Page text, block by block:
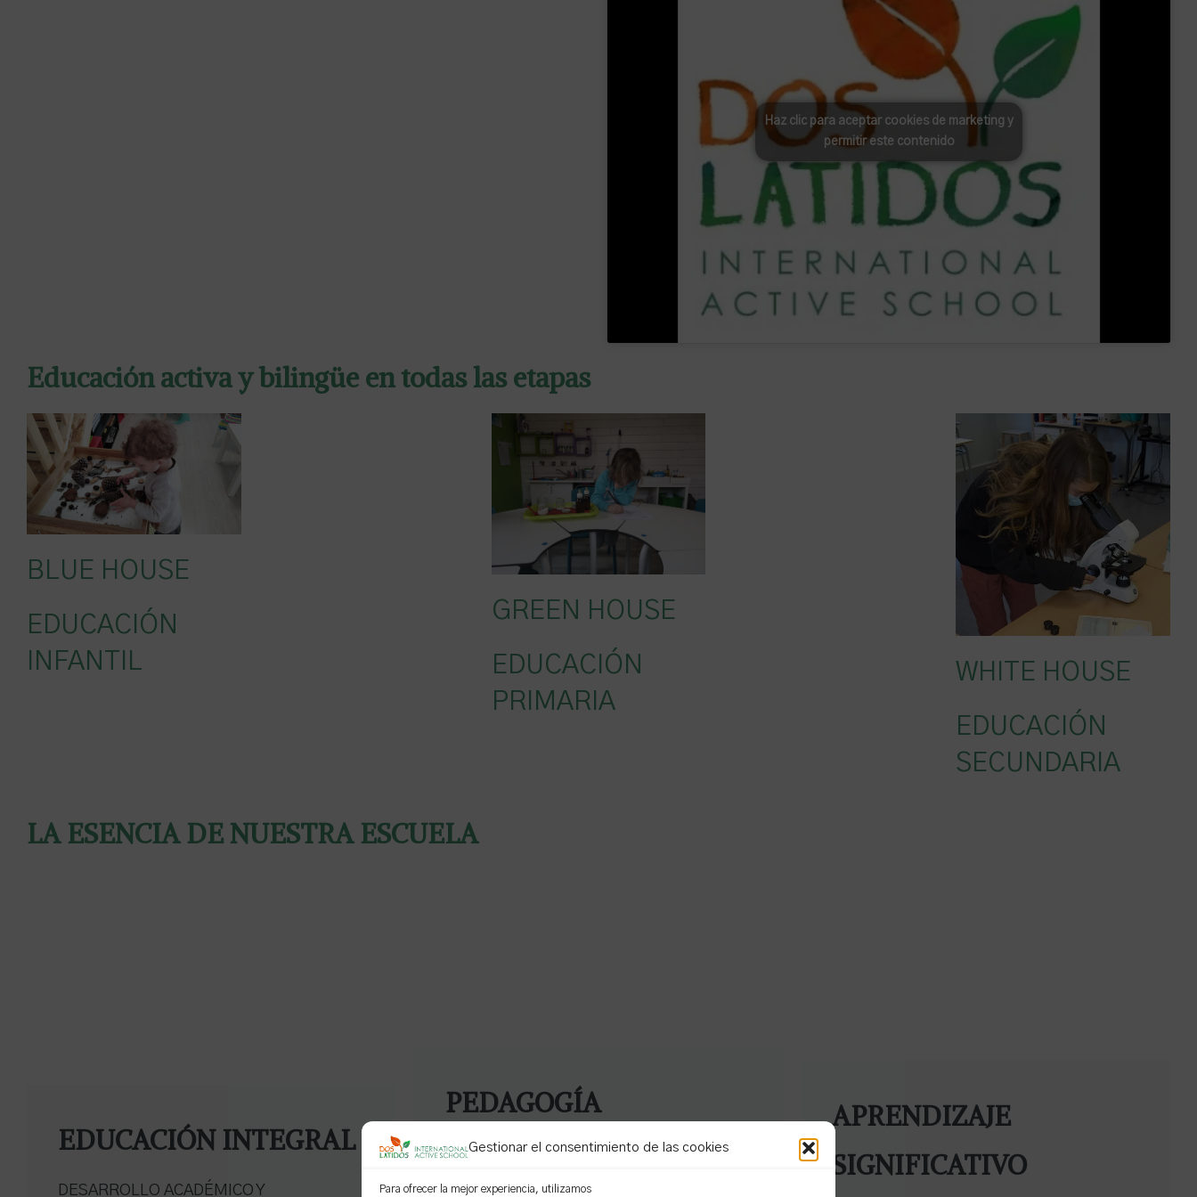
Gestionar el consentimiento de las cookies
Para ofrecer la mejor experiencia, utilizamos
Haz clic para aceptar cookies de marketing y
permitir este contenido
Educación activa y bilingüe en todas las etapas
BLUE HOUSE
EDUCACIÓN
INFANTIL
GREEN HOUSE
EDUCACIÓN
PRIMARIA
WHITE HOUSE
EDUCACIÓN
SECUNDARIA
LA ESENCIA DE NUESTRA ESCUELA
EDUCACIÓN INTEGRAL
DESARROLLO ACADÉMICO Y
PEDAGOGÍA
INNOVADORA
APRENDIZAJE
SIGNIFICATIVO